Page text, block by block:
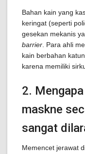
Bahan kain yang
keringat (seperti
gesekan mekanis
barrier . Para ahli
kain berbahan
karena memiliki
2.
maskne
sangat
Memencet jerawat